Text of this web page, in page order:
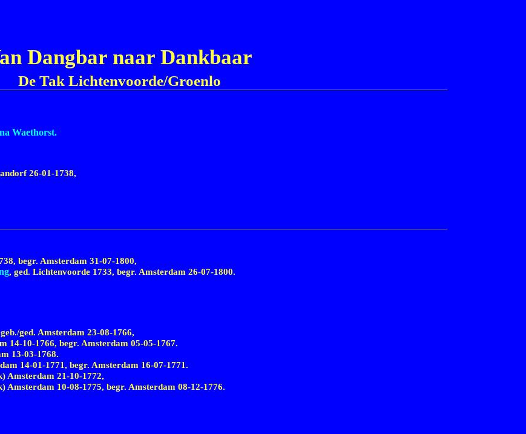
Dangbar naar Dankbaar
De Tak Lichtenvoorde/Groenlo
Waethorst.
26-01-1738,
begr. Amsterdam 31-07-1800,
, ged. Lichtenvoorde 1733, begr. Amsterdam 26-07-1800.
geb./ged. Amsterdam 23-08-1766,
14-10-1766, begr. Amsterdam 05-05-1767.
13-03-1768.
14-01-1771, begr. Amsterdam 16-07-1771.
Amsterdam 21-10-1772,
Amsterdam 10-08-1775, begr. Amsterdam 08-12-1776.